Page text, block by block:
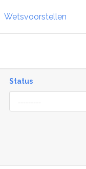
Wetsvoorstellen
Status
[invalid
name]